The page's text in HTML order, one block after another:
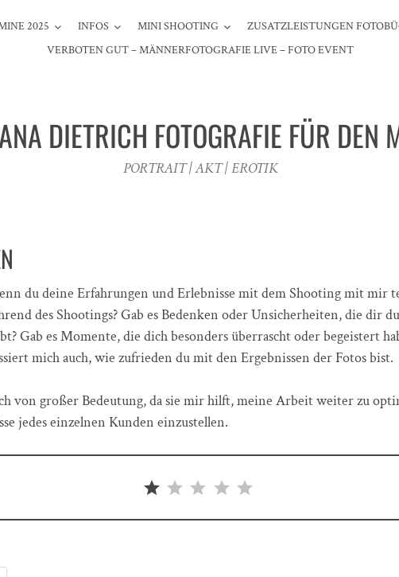
2025 INFOS MINI SHOOTING
ZUSATZLEISTUNGEN
VERBOTEN GUT – MÄNNERFOTOGRAFIE LIVE – FOTO EVENT
DIETRICH FOTOGRAFIE FÜR DEN
PORTRAIT | AKT | EROTIK
du deine Erfahrungen und Erlebnisse mit dem Shooting mit mir
des Shootings? Gab es Bedenken oder Unsicherheiten, die dir
Gab es Momente, die dich besonders überrascht oder begeistert
mich auch, wie zufrieden du mit den Ergebnissen der Fotos bist.
von großer Bedeutung, da sie mir hilft, meine Arbeit weiter zu
jedes einzelnen Kunden einzustellen.